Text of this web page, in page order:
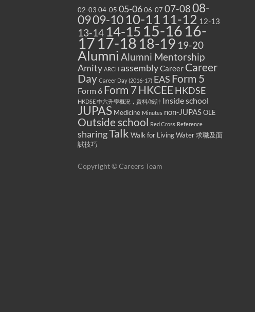
02-03 04-05 05-0606-07 07-0808-
0909-10 10-11 11-12 12-13
13-14 14-15 15-16 16-
17 17-18 18-19 19-20
Alumni Alumni Mentorship
Amity ARCH assemblyCareer Career
Day Career Day (2016-17) EAS Form 5
Form 6 Form 7HKCEE HKDSE
HKDSE 中六升學概況，資料/統計 Inside school
JUPAS Medicine Minutes non-JUPASOLE
Outside school Red Cross Reference
sharingTalk Walk for Living Water求職及面
試技巧
Copyright © Careers Team